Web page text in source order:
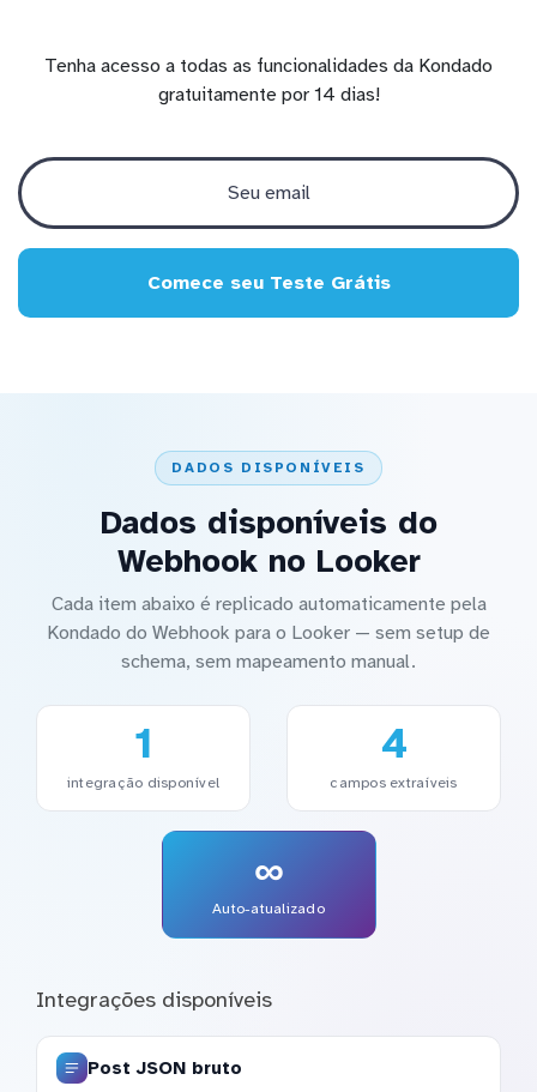
Tenha acesso a todas as funcionalidades da Kondado
gratuitamente por 14 dias!
Comece seu Teste Grátis
DADOS DISPONÍVEIS
Dados disponíveis do
Webhook no Looker
Cada item abaixo é replicado automaticamente pela
Kondado do Webhook para o Looker — sem setup de
schema, sem mapeamento manual.
1
integração disponível
4
campos extraíveis
∞
Auto-atualizado
Integrações disponíveis
Post JSON bruto